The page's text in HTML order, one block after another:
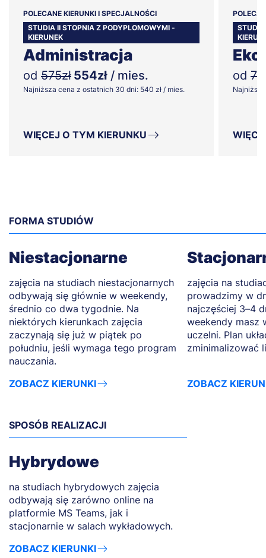
POLECANE KIERUNKI I SPECJALNOŚCI
STUDIA II STOPNIA Z PODYPLOMOWYMI -
KIERUNEK
Administracja
od 575zł 554zł / mies.
Najniższa cena z ostatnich 30 dni: 540 zł / mies.
WIĘCEJ O TYM KIERUNKU
od
FORMA STUDIÓW
Niestacjonarne
zajęcia na studiach niestacjonarnych
odbywają się głównie w weekendy,
średnio co dwa tygodnie. Na
niektórych kierunkach zajęcia
zaczynają się już w piątek po
południu, jeśli wymaga tego program
nauczania.
ZOBACZ KIERUNKI
zajęcia na
prowadzimy w
najczęściej 3–4
weekendy masz
uczelni. Plan
zminimalizować
ZOBACZ
SPOSÓB REALIZACJI
Hybrydowe
na studiach hybrydowych zajęcia
odbywają się zarówno online na
platformie MS Teams, jak i
stacjonarnie w salach wykładowych.
ZOBACZ KIERUNKI